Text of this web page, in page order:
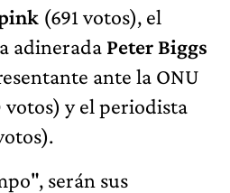
(691 votos), el
adinerada Peter Biggs
ante la ONU
votos) y el periodista
serán sus